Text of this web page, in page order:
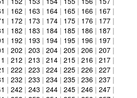
| 162 | 163 | 164 | 165 | 166 | 167 |
| 172 | 173 | 174 | 175 | 176 | 177 |
| 182 | 183 | 184 | 185 | 186 | 187 |
| 192 | 193 | 194 | 195 | 196 | 197 |
| 202 | 203 | 204 | 205 | 206 | 207 |
| 212 | 213 | 214 | 215 | 216 | 217 |
| 222 | 223 | 224 | 225 | 226 | 227 |
| 232 | 233 | 234 | 235 | 236 | 237 |
| 242 | 243 | 244 | 245 | 246 | 247 |